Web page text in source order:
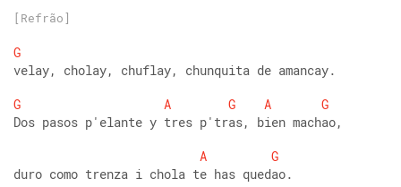
[Refrão]
G
velay, cholay, chuflay, chunquita de amancay.
G
A G A
G
Dos pasos p'elante y tres p'tras, bien machao,
A
G
duro como trenza i chola te has quedao.